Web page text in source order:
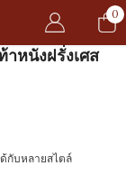
0
0
าหนังฝรั่งเศส
กับหลายสไตล์